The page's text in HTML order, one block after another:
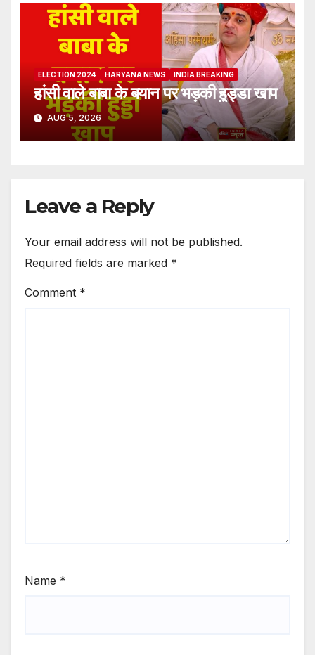
ELECTION 2024 HARYANA NEWS INDIA BREAKING
हांसी वाले बाबा के बयान पर भड़की हुड्डा खाप
AUG 5, 2026
Leave a Reply
Your email address will not be published.
Required fields are marked *
Comment *
Name *